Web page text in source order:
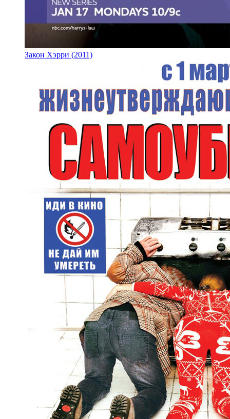
Закон Хэрри (2011)